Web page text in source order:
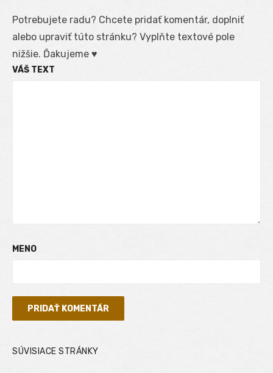
Potrebujete radu? Chcete pridať komentár, doplniť
alebo upraviť túto stránku? Vyplňte textové pole
nižšie. Ďakujeme ♥
VÁŠ TEXT
MENO
SÚVISIACE STRÁNKY